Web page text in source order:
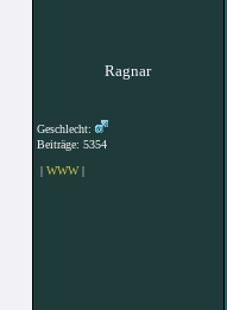
Ragnar
Geschlecht:
Beiträge: 5354
| WWW|